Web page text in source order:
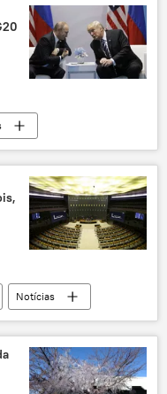
Notícias